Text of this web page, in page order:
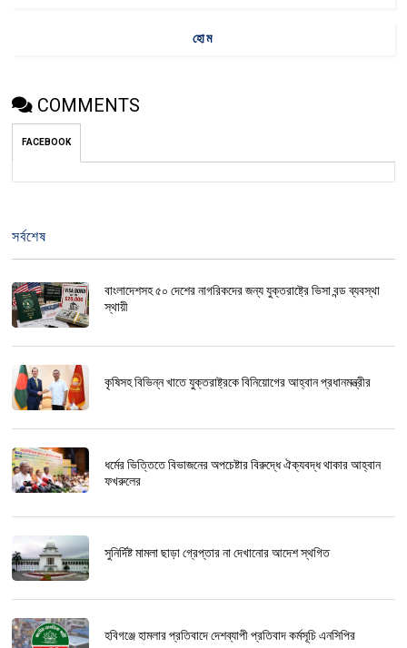
হোম
COMMENTS
FACEBOOK
সর্বশেষ
বাংলাদেশসহ ৫০ দেশের নাগরিকদের জন্য যুক্তরাষ্ট্রে ভিসা বন্ড ব্যবস্থা
স্থায়ী
কৃষিসহ বিভিন্ন খাতে যুক্তরাষ্ট্রকে বিনিয়োগের আহ্বান প্রধানমন্ত্রীর
ধর্মের ভিত্তিতে বিভাজনের অপচেষ্টার বিরুদ্ধে ঐক্যবদ্ধ থাকার আহ্বান
ফখরুলের
সুনির্দিষ্ট মামলা ছাড়া গ্রেপ্তার না দেখানোর আদেশ স্থগিত
হবিগঞ্জে হামলার প্রতিবাদে দেশব্যাপী প্রতিবাদ কর্মসূচি এনসিপির